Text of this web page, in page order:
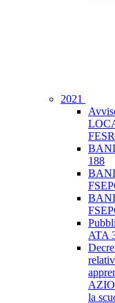
2021
188
ATA
la